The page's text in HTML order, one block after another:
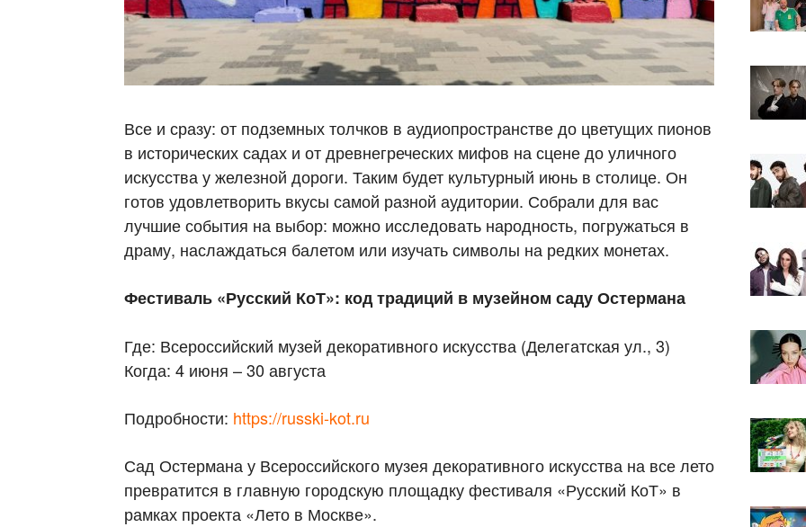
Все и сразу: от подземных толчков в аудиопространстве до цветущих пионов
в исторических садах и от древнегреческих мифов на сцене до уличного
искусства у железной дороги. Таким будет культурный июнь в столице. Он
готов удовлетворить вкусы самой разной аудитории. Собрали для вас
лучшие события на выбор: можно исследовать народность, погружаться в
драму, наслаждаться балетом или изучать символы на редких монетах.
Фестиваль «Русский КоТ»: код традиций в музейном саду Остермана
Где: Всероссийский музей декоративного искусства (Делегатская ул., 3)
Когда: 4 июня – 30 августа
Подробности: https://russki-kot.ru
Сад Остермана у Всероссийского музея декоративного искусства на все лето
превратится в главную городскую площадку фестиваля «Русский КоТ» в
рамках проекта «Лето в Москве».